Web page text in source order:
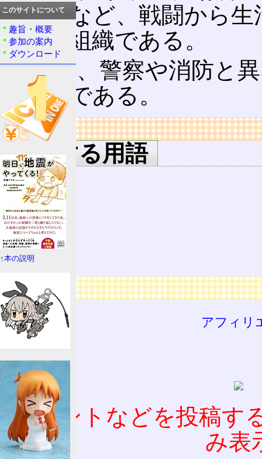
の作成など、戦闘から
結型の組織である。
そして、警察や消防と
る存在である。
リンク
関連する用語
軍種
陸軍
海軍
空軍
広告
アフィリ
コメントなどを投稿す
み表
このサイトについて
趣旨・概要
参加の案内
ダウンロード
↑本の説明